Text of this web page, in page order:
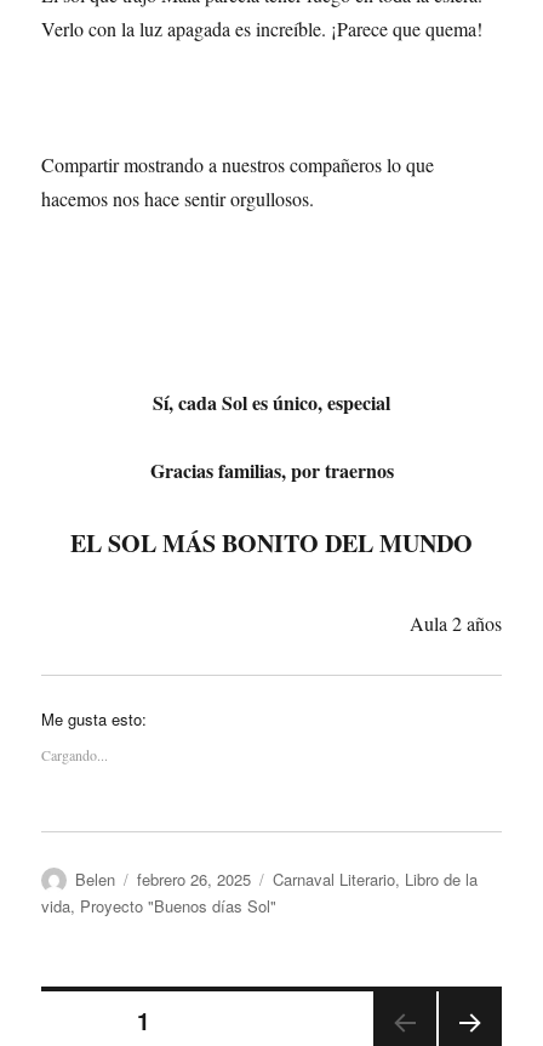
Verlo con la luz apagada es increíble. ¡Parece que quema!
Compartir mostrando a nuestros compañeros lo que
hacemos nos hace sentir orgullosos.
Sí, cada Sol es único, especial
Gracias familias, por traernos
EL SOL MÁS BONITO DEL MUNDO
Aula 2 años
Me gusta esto:
Cargando...
Autor
Belen
Publicado
el
febrero 26, 2025 Categorías
Carnaval Literario, Libro de la
vida, Proyecto "Buenos días Sol"
Paginación
PÁGINA1